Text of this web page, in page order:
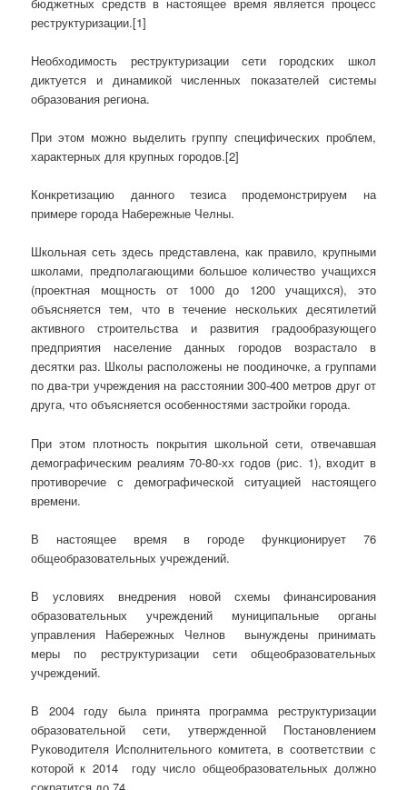
реструктуризации.[1]
Необходимость реструктуризации сети городских школ
диктуется и динамикой численных показателей системы
образования региона.
При этом можно выделить группу специфических проблем,
характерных для крупных городов.[2]
Конкретизацию данного тезиса продемонстрируем на
примере города Набережные Челны.
Школьная сеть здесь представлена, как правило, крупными
школами, предполагающими большое количество учащихся
(проектная мощность от 1000 до 1200 учащихся), это
объясняется тем, что в течение нескольких десятилетий
активного строительства и развития градообразующего
предприятия население данных городов возрастало в
десятки раз. Школы расположены не поодиночке, а группами
по два-три учреждения на расстоянии 300-400 метров друг от
друга, что объясняется особенностями застройки города.
При этом плотность покрытия школьной сети, отвечавшая
демографическим реалиям 70-80-хх годов (рис. 1), входит в
противоречие с демографической ситуацией настоящего
времени.
В настоящее время в городе функционирует 76
общеобразовательных учреждений.
В условиях внедрения новой схемы финансирования
образовательных учреждений муниципальные органы
управления Набережных Челнов вынуждены принимать
меры по реструктуризации сети общеобразовательных
учреждений.
В 2004 году была принята программа реструктуризации
образовательной сети, утвержденной Постановлением
Руководителя Исполнительного комитета, в соответствии с
которой к 2014 году число общеобразовательных должно